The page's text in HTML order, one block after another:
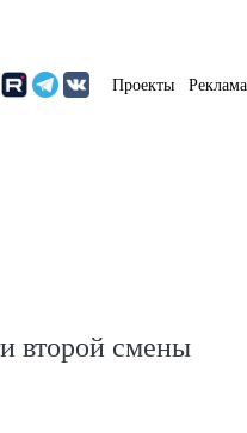
Проекты Реклама
второй смены